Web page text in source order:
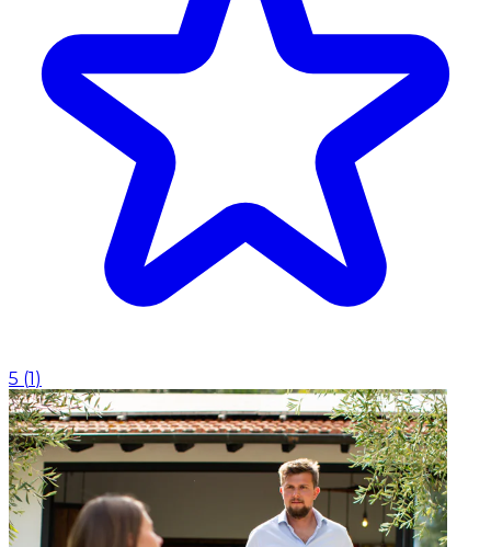
5 (1 )